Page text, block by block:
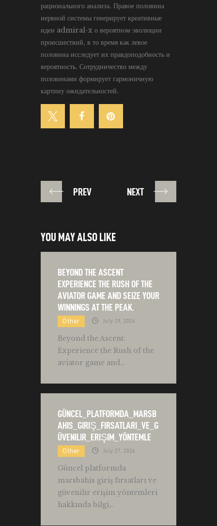
рационального анализа. Правое половина
нервной системы генерирует креативные
идеи admiral-x о вероятном эволюции
происшествий, в то время как левое
половина исследует их правдоподобность и
вероятность. Сотрудничество между
половинами формирует гармоничную
картину ожидательностей.
PREV NEXT
YOU MAY ALSO LIKE
BEYOND THE ASCENT
EXPERIENCE THE RUSH OF THE
AVIATOR GAME AND SEIZE YOUR
WINNINGS AT THE PEAK.
Other July 29, 2026
Beyond the Ascent:
Experience the Rush of the
aviator game and…
GÜNCEL_PLATFORMDA_MARSB
AHIS_GIRIŞ_FIRSATLARI_VE_G
ÜVENILIR_ERIŞIM_YÖNTEMLE
Other July 27, 2026
Güncel platformda
marsbahis giriş fırsatları ve
güvenilir erişim yöntemleri
hakkında bilgi…